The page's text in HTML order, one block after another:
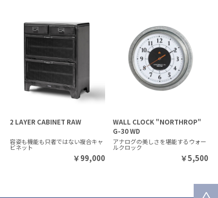
2 LAYER CABINET RAW
容姿も機能も只者ではない複合キャ
ビネット
￥99,000
WALL CLOCK "NORTHROP"
G-30 WD
アナログの美しさを堪能するウォー
ルクロック
￥5,500